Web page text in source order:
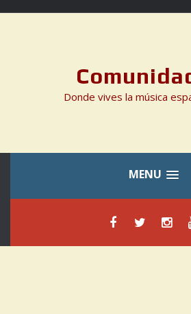
Donde vives la música
MENU